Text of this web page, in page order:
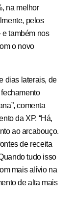
na melhor
pelos
e também nos
o novo
dias laterais, de
comenta
da XP. “Há,
ao arcabouço.
de receita
tudo isso
mais alívio na
de alta mais